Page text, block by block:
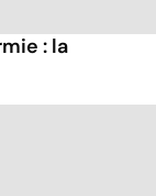
: la